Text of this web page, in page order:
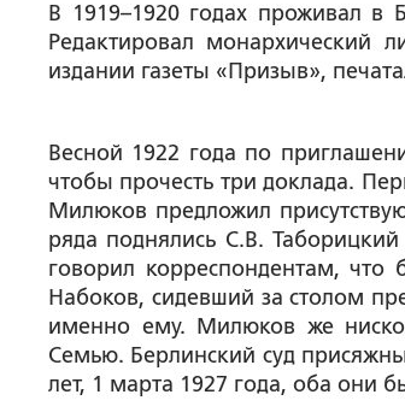
В 1919–1920 годах проживал в
Редактировал монархический
издании газеты «Призыв»,
Весной 1922 года по
чтобы прочесть три доклада.
Милюков предложил
ряда поднялись С.В.
говорил корреспондентам, что
Набоков, сидевший за столом
именно ему. Милюков же
Семью. Берлинский суд
лет, 1 марта 1927 года, оба они